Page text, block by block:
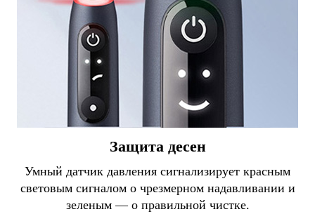
Защита десен
Умный датчик давления сигнализирует красным
световым сигналом о чрезмерном надавливании и
зеленым — о правильной чистке.